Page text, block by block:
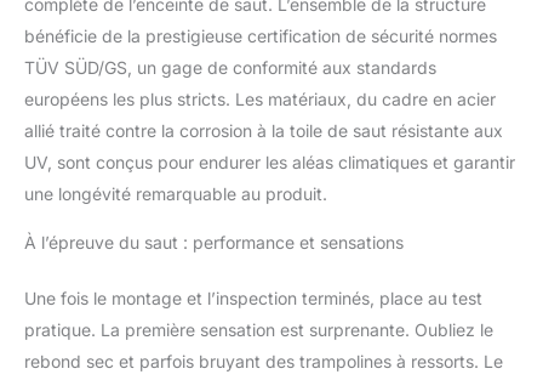
complète de l’enceinte de saut. L’ensemble de la structure
bénéficie de la prestigieuse certification de sécurité normes
TÜV SÜD/GS, un gage de conformité aux standards
européens les plus stricts. Les matériaux, du cadre en acier
allié traité contre la corrosion à la toile de saut résistante aux
UV, sont conçus pour endurer les aléas climatiques et garantir
une longévité remarquable au produit.
À l’épreuve du saut : performance et sensations
Une fois le montage et l’inspection terminés, place au test
pratique. La première sensation est surprenante. Oubliez le
rebond sec et parfois bruyant des trampolines à ressorts. Le